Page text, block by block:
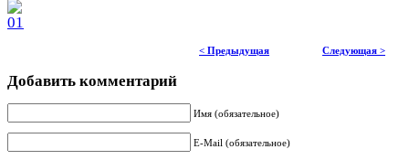
< Предыдущая Следующая >
Добавить комментарий
Имя (обязательное)
E-Mail (обязательное)